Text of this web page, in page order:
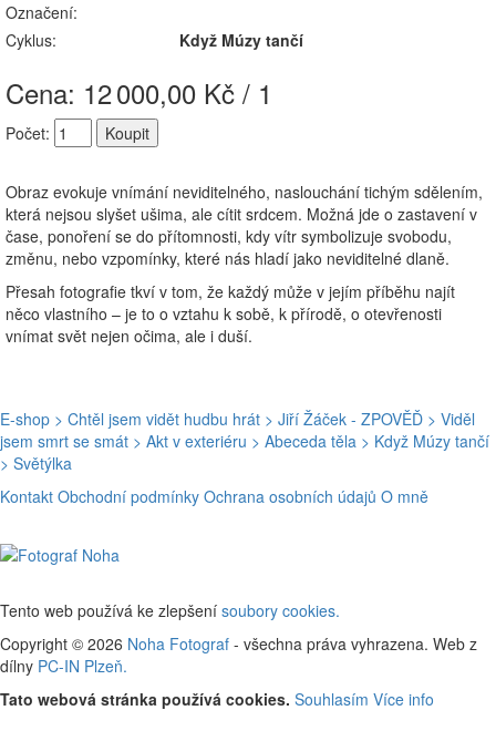
Označení:
Cyklus:
Když Múzy tančí
Cena: 12000,00 Kč / 1
Počet:
Obraz evokuje vnímání neviditelného, naslouchání tichým sdělením,
která nejsou slyšet ušima, ale cítit srdcem. Možná jde o zastavení v
čase, ponoření se do přítomnosti, kdy vítr symbolizuje svobodu,
změnu, nebo vzpomínky, které nás hladí jako neviditelné dlaně.
Přesah fotografie tkví v tom, že každý může v jejím příběhu najít
něco vlastního – je to o vztahu k sobě, k přírodě, o otevřenosti
vnímat svět nejen očima, ale i duší.
E-shop > Chtěl jsem vidět hudbu hrát > Jiří Žáček - ZPOVĚĎ > Viděl
jsem smrt se smát > Akt v exteriéru > Abeceda těla > Když Múzy tančí
> Světýlka
Kontakt Obchodní podmínky Ochrana osobních údajů O mně
Tento web používá ke zlepšení soubory cookies.
Copyright © 2026 Noha Fotograf - všechna práva vyhrazena. Web z
dílny PC-IN Plzeň.
Tato webová stránka používá cookies. Souhlasím Více info